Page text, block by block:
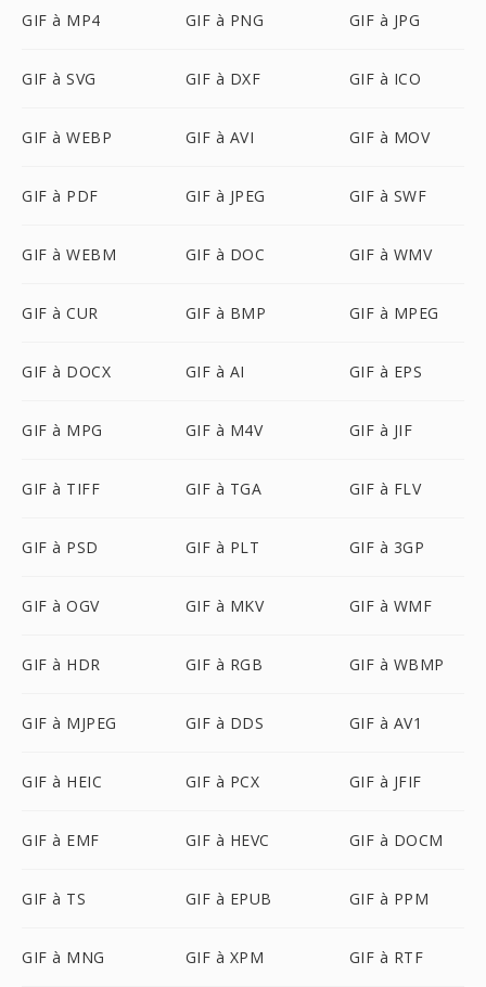
GIF à MP4 GIF à PNG GIF à JPG
GIF à SVG GIF à DXF GIF à ICO
GIF à WEBP GIF à AVI GIF à MOV
GIF à PDF GIF à JPEG GIF à SWF
GIF à WEBM GIF à DOC GIF à WMV
GIF à CUR GIF à BMP GIF à MPEG
GIF à DOCX GIF à AI GIF à EPS
GIF à MPG GIF à M4V GIF à JIF
GIF à TIFF GIF à TGA GIF à FLV
GIF à PSD GIF à PLT GIF à 3GP
GIF à OGV GIF à MKV GIF à WMF
GIF à HDR GIF à RGB GIF à WBMP
GIF à MJPEG GIF à DDS GIF à AV1
GIF à HEIC GIF à PCX GIF à JFIF
GIF à EMF GIF à HEVC GIF à DOCM
GIF à TS GIF à EPUB GIF à PPM
GIF à MNG GIF à XPM GIF à RTF